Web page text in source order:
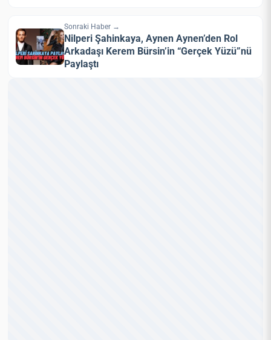
Sonraki Haber →
Nilperi Şahinkaya, Aynen Aynen’den Rol
Arkadaşı Kerem Bürsin’in “Gerçek Yüzü”nü
Paylaştı